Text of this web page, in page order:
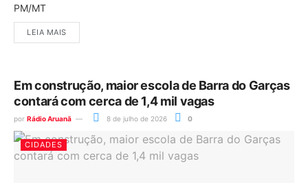
PM/MT
LEIA MAIS
Em construção, maior escola de Barra do Garças
contará com cerca de 1,4 mil vagas
por Rádio Aruanã 8 de julho de 2026 0
CIDADES